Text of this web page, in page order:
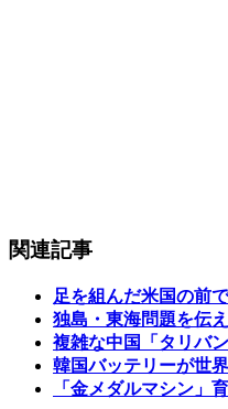
関連記事
足を組んだ米国の前
独島・東海問題を伝
複雑な中国「タリバ
韓国バッテリーが世
「金メダルマシン」